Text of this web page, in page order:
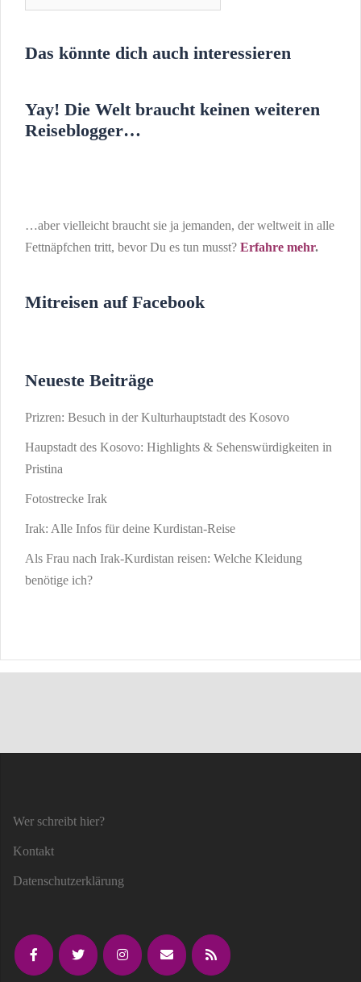
Das könnte dich auch interessieren
Yay! Die Welt braucht keinen weiteren
Reiseblogger…
…aber vielleicht braucht sie ja jemanden, der weltweit in alle
Fettnäpfchen tritt, bevor Du es tun musst? Erfahre mehr.
Mitreisen auf Facebook
Neueste Beiträge
Prizren: Besuch in der Kulturhauptstadt des Kosovo
Haupstadt des Kosovo: Highlights & Sehenswürdigkeiten in
Pristina
Fotostrecke Irak
Irak: Alle Infos für deine Kurdistan-Reise
Als Frau nach Irak-Kurdistan reisen: Welche Kleidung
benötige ich?
Wer schreibt hier?
Kontakt
Datenschutzerklärung